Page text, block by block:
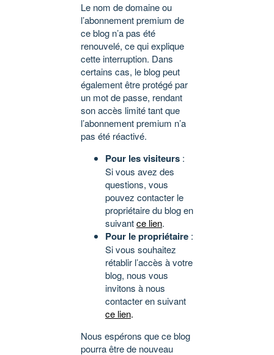
Le nom de domaine ou
l’abonnement premium de
ce blog n’a pas été
renouvelé, ce qui explique
cette interruption. Dans
certains cas, le blog peut
également être protégé par
un mot de passe, rendant
son accès limité tant que
l’abonnement premium n’a
pas été réactivé.
Pour les visiteurs :
Si vous avez des
questions, vous
pouvez contacter le
propriétaire du blog en
suivantce lien.
Pour le propriétaire :
Si vous souhaitez
rétablir l’accès à votre
blog, nous vous
invitons à nous
contacter en suivant
ce lien.
Nous espérons que ce blog
pourra être de nouveau